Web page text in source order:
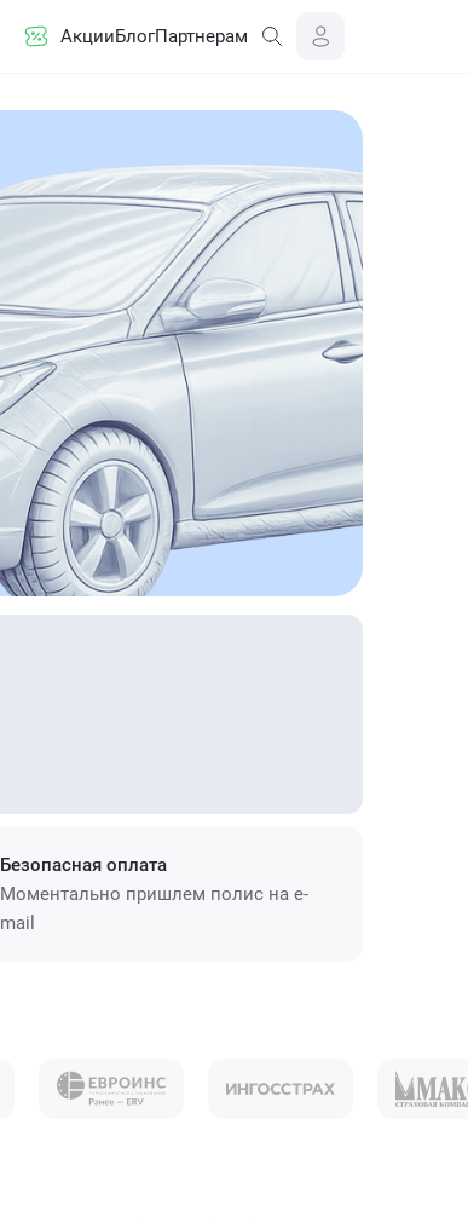
АкцииБлогПартнерам
Безопасная оплата
Моментально пришлем полис на e-
mail